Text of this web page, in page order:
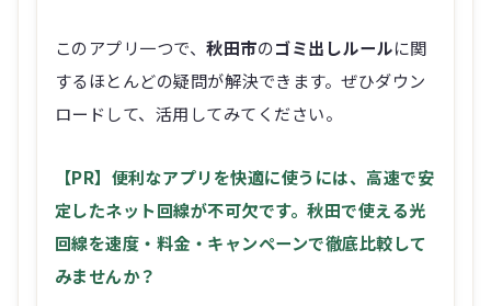
このアプリ一つで、秋田市のゴミ出しルールに関
するほとんどの疑問が解決できます。ぜひダウン
ロードして、活用してみてください。
【PR】便利なアプリを快適に使うには、高速で安
定したネット回線が不可欠です。秋田で使える光
回線を速度・料金・キャンペーンで徹底比較して
みませんか？